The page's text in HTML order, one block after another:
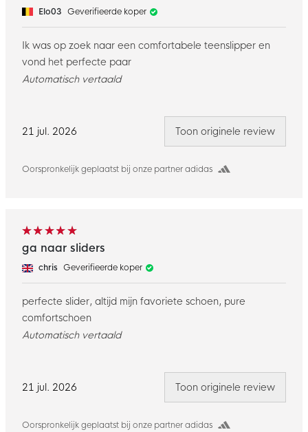
21 jul. 2026
Oorspronkelijk geplaatst bij onze partner adidas
Elo03 Geverifieerde koper
Ik was op zoek naar een comfortabele teenslipper en
vond het perfecte paar
Automatisch vertaald
Toon originele review
21 jul. 2026
Oorspronkelijk geplaatst bij onze partner adidas
ga naar sliders
chris Geverifieerde koper
perfecte slider, altijd mijn favoriete schoen, pure
comfortschoen
Automatisch vertaald
Toon originele review